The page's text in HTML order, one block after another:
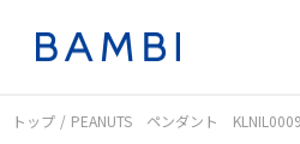
トップ PEANUTS ペンダント KLNIL0009